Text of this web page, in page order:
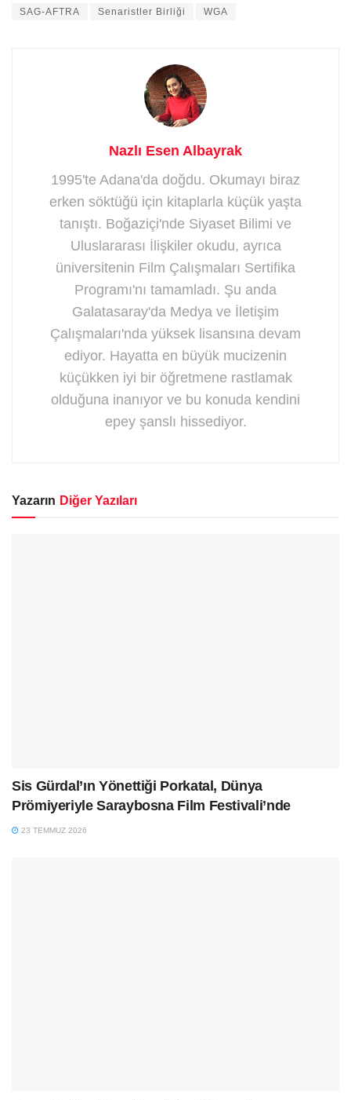
SAG-AFTRA Senaristler Birliği WGA
Nazlı Esen Albayrak
1995'te Adana'da doğdu. Okumayı biraz
erken söktüğü için kitaplarla küçük yaşta
tanıştı. Boğaziçi'nde Siyaset Bilimi ve
Uluslararası İlişkiler okudu, ayrıca
üniversitenin Film Çalışmaları Sertifika
Programı'nı tamamladı. Şu anda
Galatasaray'da Medya ve İletişim
Çalışmaları'nda yüksek lisansına devam
ediyor. Hayatta en büyük mucizenin
küçükken iyi bir öğretmene rastlamak
olduğuna inanıyor ve bu konuda kendini
epey şanslı hissediyor.
Yazarın Diğer Yazıları
Sis Gürdal’ın Yönettiği Porkatal, Dünya
Prömiyeriyle Saraybosna Film Festivali’nde
23 TEMMUZ 2026